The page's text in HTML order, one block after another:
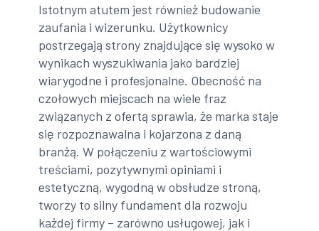
Istotnym atutem jest również budowanie
zaufania i wizerunku. Użytkownicy
postrzegają strony znajdujące się wysoko w
wynikach wyszukiwania jako bardziej
wiarygodne i profesjonalne. Obecność na
czołowych miejscach na wiele fraz
związanych z ofertą sprawia, że marka staje
się rozpoznawalna i kojarzona z daną
branżą. W połączeniu z wartościowymi
treściami, pozytywnymi opiniami i
estetyczną, wygodną w obsłudze stroną,
tworzy to silny fundament dla rozwoju
każdej firmy – zarówno usługowej, jak i